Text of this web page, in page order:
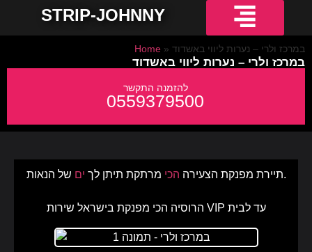
STRIP-JOHNNY
Home » במרכז ולרי – נערות ליווי באשדוד
במרכז ולרי – נערות ליווי באשדוד
0559379500
תיירת מפנקת הצעירה הכי מרתקת תיתן לך ים של הנאות.
הרוסיה הכי מפנקת בישראל שירות VIP עד לבית